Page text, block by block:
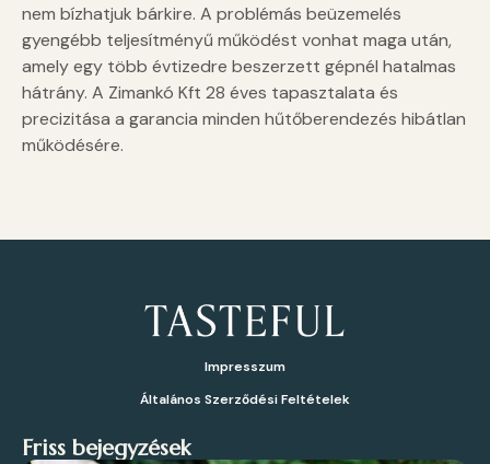
nem bízhatjuk bárkire. A problémás beüzemelés
gyengébb teljesítményű működést vonhat maga után,
amely egy több évtizedre beszerzett gépnél hatalmas
hátrány. A Zimankó Kft 28 éves tapasztalata és
precizitása a garancia minden hűtőberendezés hibátlan
működésére.
Impresszum
Általános Szerződési Feltételek
Friss bejegyzések